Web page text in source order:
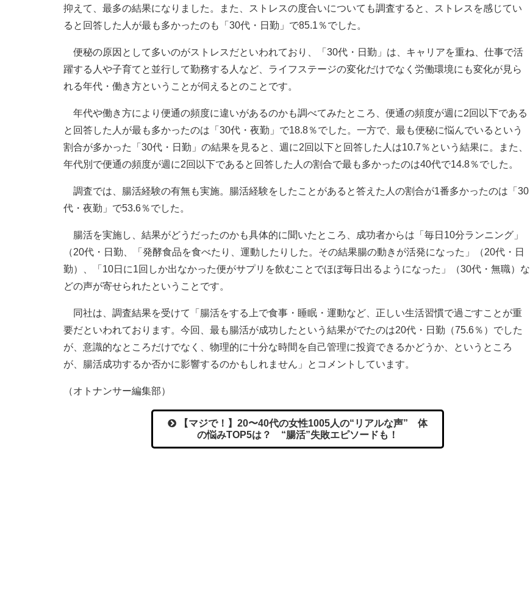
抑えて、最多の結果になりました。また、ストレスの度合いについても調査すると、ストレスを感じてい
ると回答した人が最も多かったのも「30代・日勤」で85.1％でした。
便秘の原因として多いのがストレスだといわれており、「30代・日勤」は、キャリアを重ね、仕事で活
躍する人や子育てと並行して勤務する人など、ライフステージの変化だけでなく労働環境にも変化が見ら
れる年代・働き方ということが伺えるとのことです。
年代や働き方により便通の頻度に違いがあるのかも調べてみたところ、便通の頻度が週に2回以下である
と回答した人が最も多かったのは「30代・夜勤」で18.8％でした。一方で、最も便秘に悩んでいるという
割合が多かった「30代・日勤」の結果を見ると、週に2回以下と回答した人は10.7％という結果に。また、
年代別で便通の頻度が週に2回以下であると回答した人の割合で最も多かったのは40代で14.8％でした。
調査では、腸活経験の有無も実施。腸活経験をしたことがあると答えた人の割合が1番多かったのは「30
代・夜勤」で53.6％でした。
腸活を実施し、結果がどうだったのかも具体的に聞いたところ、成功者からは「毎日10分ランニング」
（20代・日勤、「発酵食品を食べたり、運動したりした。その結果腸の動きが活発になった」（20代・日
勤）、「10日に1回しか出なかった便がサプリを飲むことでほぼ毎日出るようになった」（30代・無職）な
どの声が寄せられたということです。
同社は、調査結果を受けて「腸活をする上で食事・睡眠・運動など、正しい生活習慣で過ごすことが重
要だといわれております。今回、最も腸活が成功したという結果がでたのは20代・日勤（75.6％）でした
が、意識的なところだけでなく、物理的に十分な時間を自己管理に投資できるかどうか、というところ
が、腸活成功するか否かに影響するのかもしれません」とコメントしています。
（オトナンサー編集部）
【マジで！】20〜40代の女性1005人の“リアルな声” 体
の悩みTOP5は？ “腸活”失敗エピソードも！